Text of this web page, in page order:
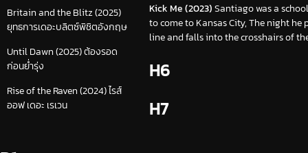
Britain and the Blitz (2025)
ยุทธการเดอะบลิตซ์พิชิตอังกฤษ
Until Dawn (2025) ต้องรอด
ก่อนย่ำรุ่ง
Rise of the Raven (2024) ไรส์
ออฟ เดอะ เรเวน
Kick Me (2023)Santiago was a
to come to Kansas City, The night
line and falls into the crosshairs of
H6
H7